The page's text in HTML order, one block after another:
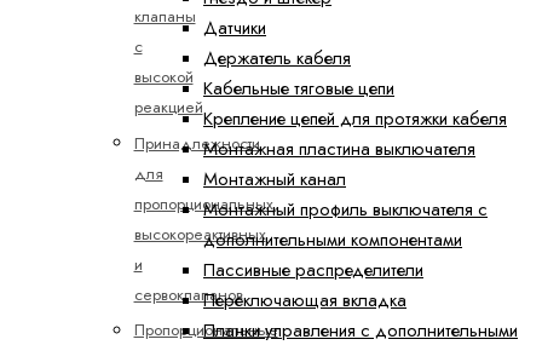
клапаны
с
высокой
реакцией
Принадлежности
для
пропорциональных,
высокореактивных
и
сервоклапанов
Пропорциональные
Датчики
Держатель кабеля
Кабельные тяговые цепи
Крепление цепей для протяжки кабеля
Монтажная пластина выключателя
Монтажный канал
Монтажный профиль выключателя с
дополнительными компонентами
Пассивные распределители
Переключающая вкладка
Планки управления с дополнительными